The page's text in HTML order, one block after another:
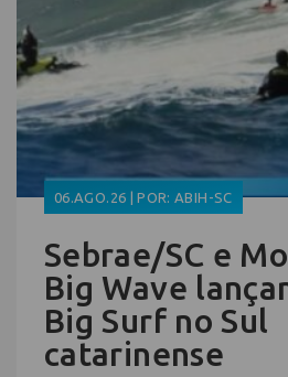
06.AGO.26 | POR: ABIH-SC
Sebrae/SC e
Big Wave
Big Surf no Sul
catarinense